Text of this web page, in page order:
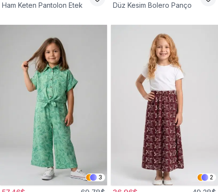
Ham Keten Pantolon Etek
Düz Kesim Bolero Panço
3 2